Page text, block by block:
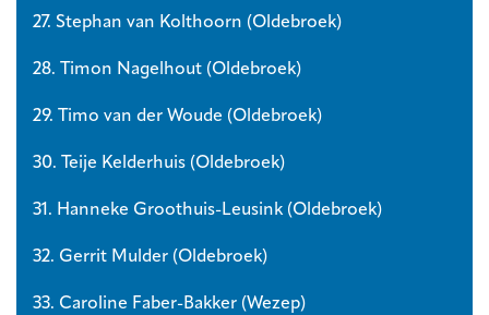
27. Stephan van Kolthoorn (Oldebroek)
28. Timon Nagelhout (Oldebroek)
29. Timo van der Woude (Oldebroek)
30. Teije Kelderhuis (Oldebroek)
31. Hanneke Groothuis-Leusink (Oldebroek)
32. Gerrit Mulder (Oldebroek)
33. Caroline Faber-Bakker (Wezep)